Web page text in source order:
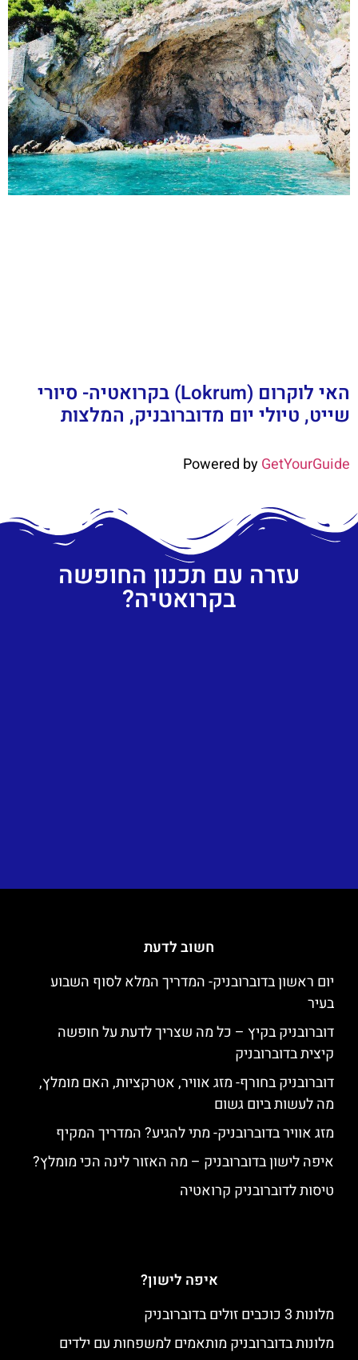
האי לוקרום (Lokrum) בקרואטיה- סיורי
שייט, טיולי יום מדוברובניק, המלצות
Powered byGetYourGuide
עזרה עם תכנון החופשה
בקרואטיה?
חשוב לדעת
יום ראשון בדוברובניק- המדריך המלא לסוף השבוע
בעיר
דוברובניק בקיץ – כל מה שצריך לדעת על חופשה
קיצית בדוברובניק
דוברובניק בחורף- מזג אוויר, אטרקציות, האם מומלץ,
מה לעשות ביום גשום
מזג אוויר בדוברובניק- מתי להגיע? המדריך המקיף
איפה לישון בדוברובניק – מה האזור לינה הכי מומלץ?
טיסות לדוברובניק קרואטיה
איפה לישון?
מלונות 3 כוכבים זולים בדוברובניק
מלונות בדוברובניק מותאמים למשפחות עם ילדים